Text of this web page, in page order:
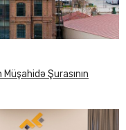
Şurasının